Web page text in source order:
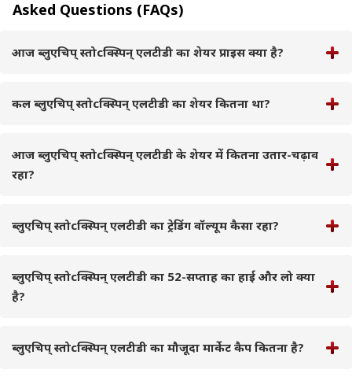
Asked Questions (FAQs)
आज ब्लुएचिप् स्तोcक्स्पिन् एलटीडी का शेयर प्राइस क्या है?
कल ब्लुएचिप् स्तोcक्स्पिन् एलटीडी का शेयर कितना था?
आज ब्लुएचिप् स्तोcक्स्पिन् एलटीडी के शेयर में कितना उतार-चढ़ाव
रहा?
ब्लुएचिप् स्तोcक्स्पिन् एलटीडी का ट्रेडिंग वॉल्यूम कैसा रहा?
ब्लुएचिप् स्तोcक्स्पिन् एलटीडी का 52-सप्ताह का हाई और लो क्या
है?
ब्लुएचिप् स्तोcक्स्पिन् एलटीडी का मौजूदा मार्केट कैप कितना है?